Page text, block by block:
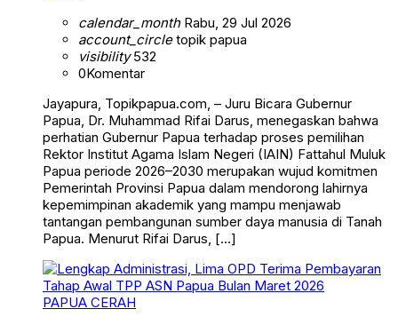
calendar_monthRabu, 29 Jul 2026
account_circletopik papua
visibility532
0Komentar
Jayapura, Topikpapua.com, – Juru Bicara Gubernur
Papua, Dr. Muhammad Rifai Darus, menegaskan bahwa
perhatian Gubernur Papua terhadap proses pemilihan
Rektor Institut Agama Islam Negeri (IAIN) Fattahul Muluk
Papua periode 2026–2030 merupakan wujud komitmen
Pemerintah Provinsi Papua dalam mendorong lahirnya
kepemimpinan akademik yang mampu menjawab
tantangan pembangunan sumber daya manusia di Tanah
Papua. Menurut Rifai Darus, […]
PAPUA CERAH